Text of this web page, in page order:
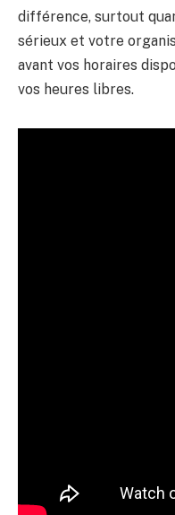
différence, surtout
sérieux et votre
avant vos horaires
vos heures libres.